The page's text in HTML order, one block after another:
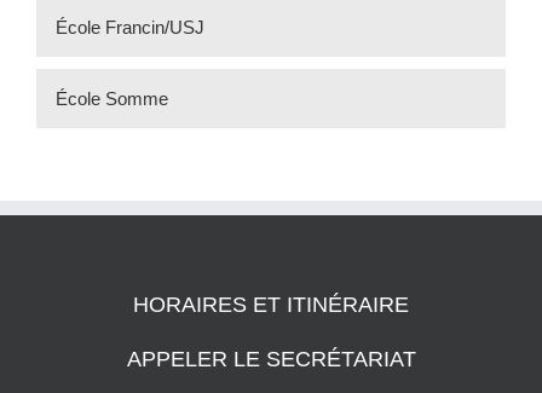
École Francin/USJ
École Somme
HORAIRES ET ITINÉRAIRE
APPELER LE SECRÉTARIAT